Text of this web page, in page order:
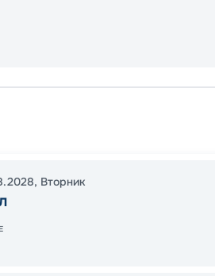
, Вторник